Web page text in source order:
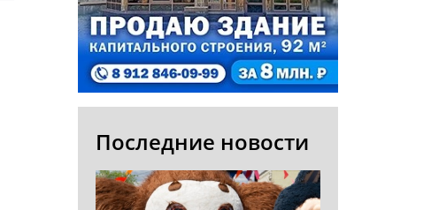
Последние новости